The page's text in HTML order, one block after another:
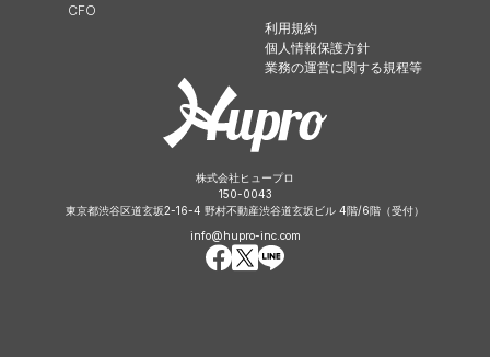
CFO
利用規約
個人情報保護方針
業務の運営に関する規程等
株式会社ヒュープロ
150-0043
東京都渋谷区道玄坂2-16-4 野村不動産渋谷道玄坂ビル 4階/6階（受付）
info@hupro-inc.com